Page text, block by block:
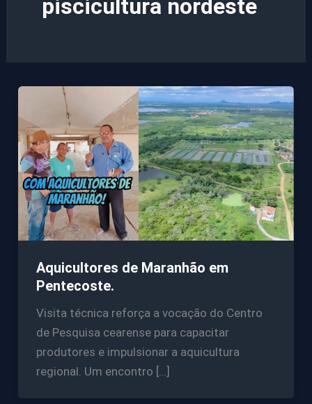
piscicultura nordeste
Aquicultores de Maranhão em
Pentecoste.
Visita técnica reforça a vocação do Centro
de Pesquisa cearense para capacitar
produtores e impulsionar a aquicultura
regional. Um encontro […]